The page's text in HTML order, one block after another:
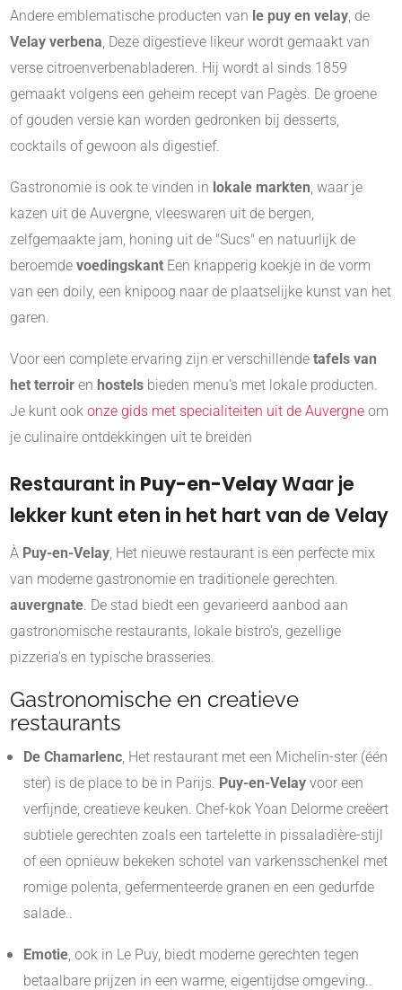
Andere emblematische producten van le puy en velay, de
Velay verbena, Deze digestieve likeur wordt gemaakt van
verse citroenverbenabladeren. Hij wordt al sinds 1859
gemaakt volgens een geheim recept van Pagès. De groene
of gouden versie kan worden gedronken bij desserts,
cocktails of gewoon als digestief.
Gastronomie is ook te vinden in lokale markten, waar je
kazen uit de Auvergne, vleeswaren uit de bergen,
zelfgemaakte jam, honing uit de "Sucs" en natuurlijk de
beroemde voedingskant Een knapperig koekje in de vorm
van een doily, een knipoog naar de plaatselijke kunst van het
garen.
Voor een complete ervaring zijn er verschillende tafels van
het terroir en hostels bieden menu's met lokale producten.
Je kunt ook onze gids met specialiteiten uit de Auvergne om
je culinaire ontdekkingen uit te breiden
Restaurant in Puy-en-VelayWaar je
lekker kunt eten in het hart van de Velay
À Puy-en-Velay, Het nieuwe restaurant is een perfecte mix
van moderne gastronomie en traditionele gerechten.
auvergnate. De stad biedt een gevarieerd aanbod aan
gastronomische restaurants, lokale bistro's, gezellige
pizzeria's en typische brasseries.
Gastronomische en creatieve
restaurants
De Chamarlenc, Het restaurant met een Michelin-ster (één
ster) is de place to be in Parijs. Puy-en-Velay voor een
verfijnde, creatieve keuken. Chef-kok Yoan Delorme creëert
subtiele gerechten zoals een tartelette in pissaladière-stijl
of een opnieuw bekeken schotel van varkensschenkel met
romige polenta, gefermenteerde granen en een gedurfde
salade..
Emotie, ook in Le Puy, biedt moderne gerechten tegen
betaalbare prijzen in een warme, eigentijdse omgeving..